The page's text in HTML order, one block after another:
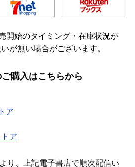
開始のタイミング・在庫状況が
が無い場合がございます。
購入はこちらから
ア
ア
り、上記電子書店で順次配信い